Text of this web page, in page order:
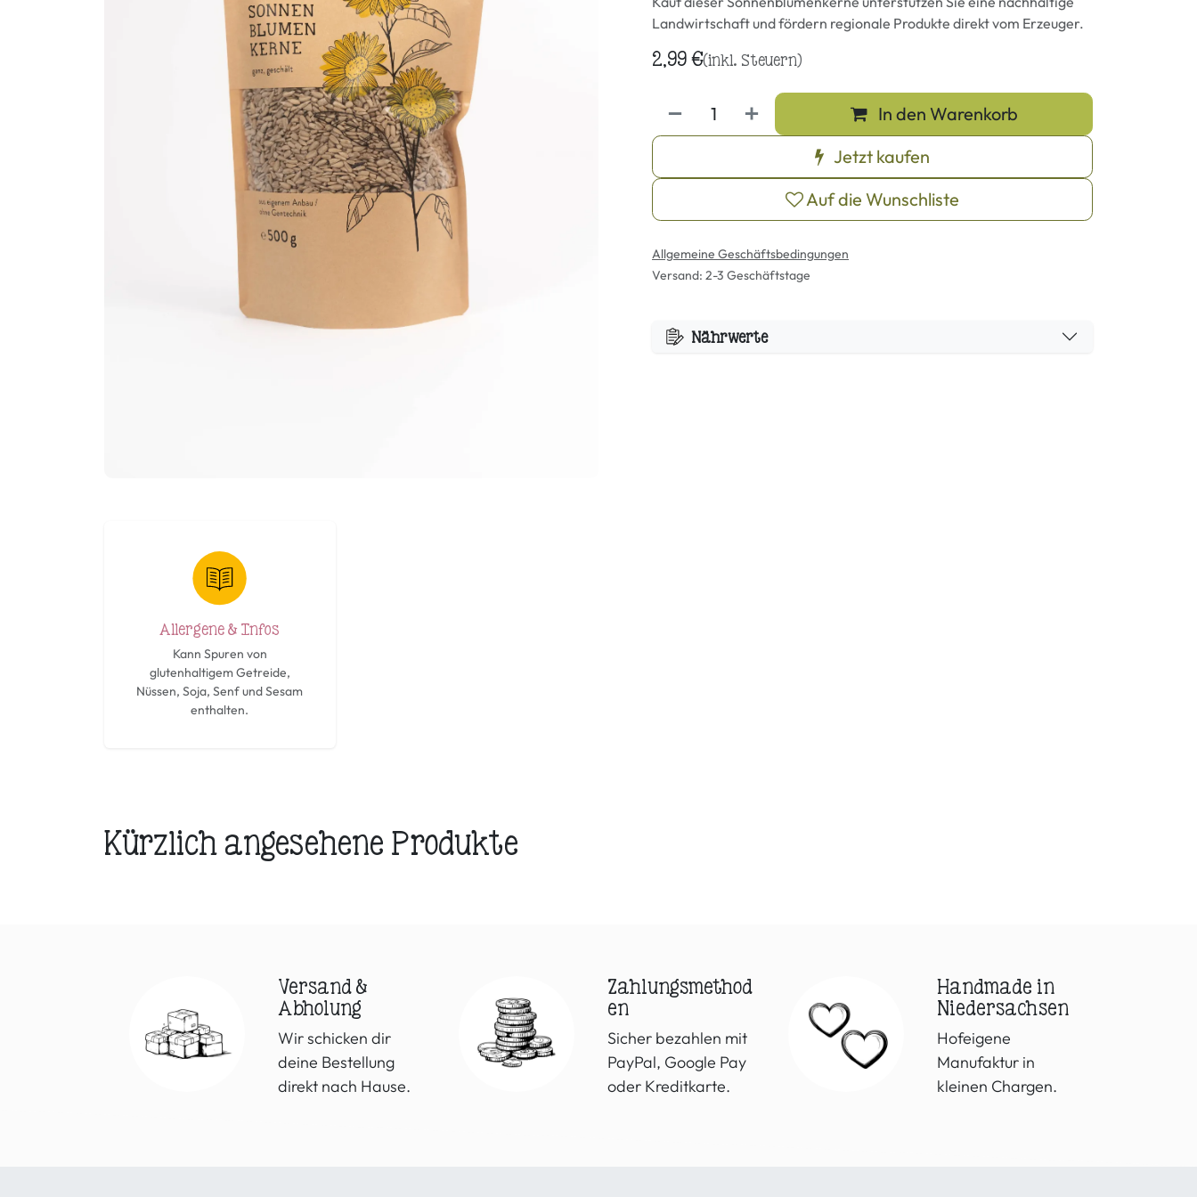
Landwirtschaft und fördern regionale Produkte direkt vom Erzeuger.
2,99€(inkl. Steuern)
In den Warenkorb
Jetzt kaufen
Auf die Wunschliste
Allgemeine Geschäftsbedingungen
Versand: 2-3 Geschäftstage
Nährwerte
Allergene & Infos
Kann Spuren von
glutenhaltigem Getreide,
Nüssen, Soja, Senf und Sesam
enthalten.
Kürzlich angesehene Produkte
Handmade in
Niedersachsen
Hofeigene
Manufaktur in
kleinen Chargen.
Zahlungsmethod
en
Sicher bezahlen mit
PayPal, Google Pay
oder Kreditkarte.
Versand &
Abholung
Wir schicken dir
deine Bestellung
direkt nach Hause.